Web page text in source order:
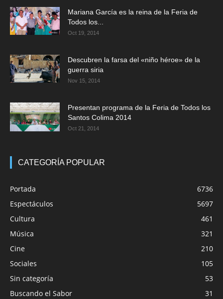
Mariana García es la reina de la Feria de
Todos los...
Oct 19, 2014
Descubren la farsa del «niño héroe» de la
guerra siria
Nov 15, 2014
Presentan programa de la Feria de Todos los
Santos Colima 2014
Oct 21, 2014
CATEGORÍA POPULAR
Portada
6736
Espectáculos
5697
Cultura
461
Música
321
Cine
210
Sociales
105
Sin categoría
53
Buscando el Sabor
31